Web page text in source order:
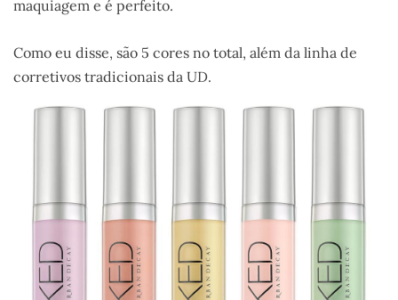
maquiagem e é perfeito.
Como eu disse, são 5 cores no total, além da linha de
corretivos tradicionais da UD.